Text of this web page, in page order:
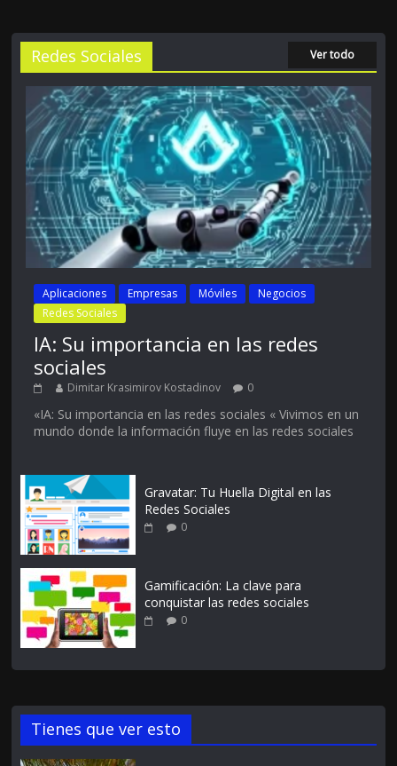
Redes Sociales Ver todo
Aplicaciones Empresas Móviles
Negocios
Redes Sociales
IA: Su importancia en las redes
sociales
Dimitar Krasimirov Kostadinov 0
«IA: Su importancia en las redes sociales « Vivimos en un
mundo donde la información fluye en las redes sociales
Gravatar: Tu Huella Digital en las
Redes Sociales
0
Gamificación: La clave para
conquistar las redes sociales
0
Tienes que ver esto